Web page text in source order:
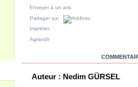
Envoyer à un ami
Partager sur :
Imprimer
Agrandir
Auteur : Nedim GÜRSEL